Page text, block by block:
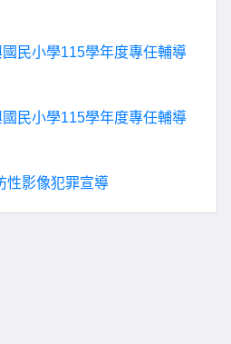
民小學115學年度專任輔導
民小學115學年度專任輔導
性影像犯罪宣導